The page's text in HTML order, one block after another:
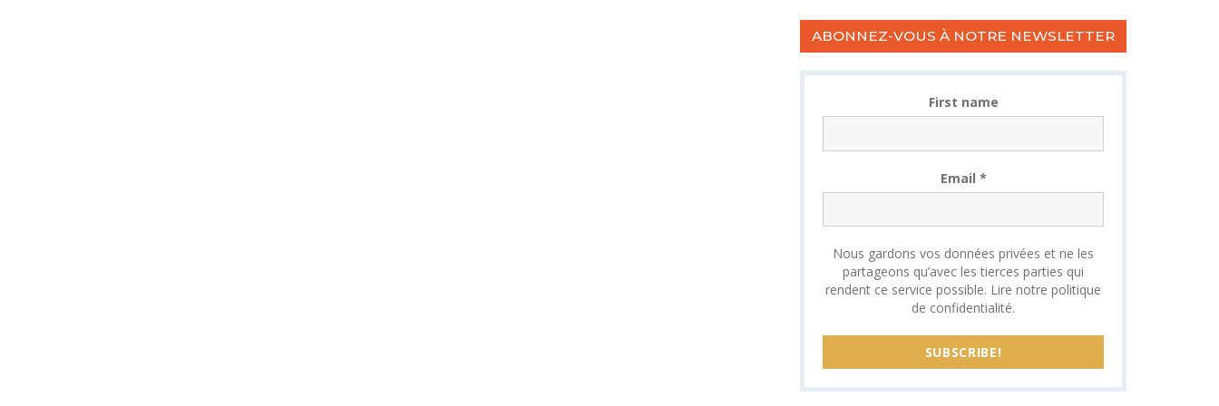
ABONNEZ-VOUS À NOTRE NEWSLETTER
First name
Email *
Nous gardons vos données privées et ne les
partageons qu’avec les tierces parties qui
rendent ce service possible. Lire notre politique
de confidentialité.